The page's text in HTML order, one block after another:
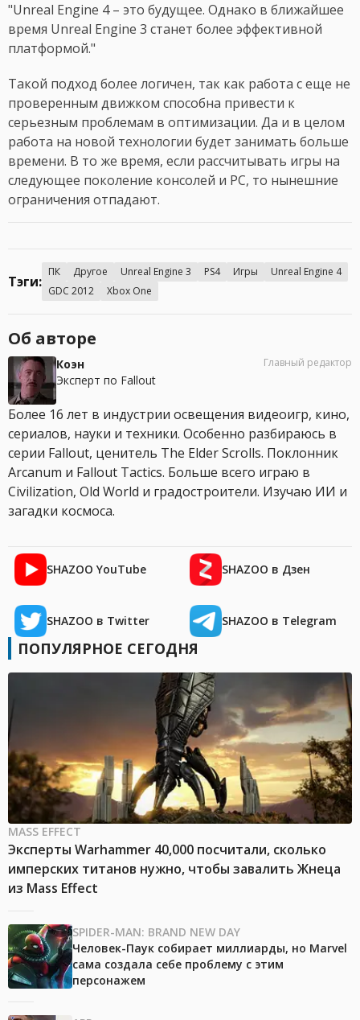
"Unreal Engine 4 – это будущее. Однако в ближайшее
время Unreal Engine 3 станет более эффективной
платформой."
Такой подход более логичен, так как работа с еще не
проверенным движком способна привести к
серьезным проблемам в оптимизации. Да и в целом
работа на новой технологии будет занимать больше
времени. В то же время, если рассчитывать игры на
следующее поколение консолей и PC, то нынешние
ограничения отпадают.
Тэги:
ПК Другое Unreal Engine 3 PS4 Игры
Unreal Engine 4
GDC 2012
Xbox One
Об авторе
Коэн
Эксперт по Fallout
Главный редактор
Более 16 лет в индустрии освещения видеоигр, кино,
сериалов, науки и техники. Особенно разбираюсь в
серии Fallout, ценитель The Elder Scrolls. Поклонник
Arcanum и Fallout Tactics. Больше всего играю в
Civilization, Old World и градостроители. Изучаю ИИ и
загадки космоса.
SHAZOO YouTube SHAZOO в Дзен
SHAZOO в Twitter SHAZOO в Telegram
ПОПУЛЯРНОЕ СЕГОДНЯ
MASS EFFECT
Эксперты Warhammer 40,000 посчитали, сколько
имперских титанов нужно, чтобы завалить Жнеца
из Mass Effect
SPIDER-MAN: BRAND NEW DAY
Человек-Паук собирает миллиарды, но Marvel
сама создала себе проблему с этим
персонажем